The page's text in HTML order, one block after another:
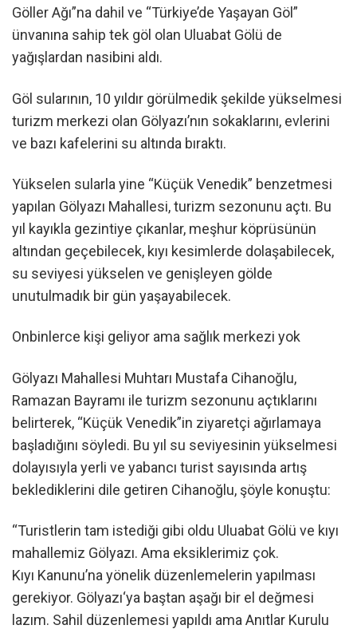
Göller Ağı”na dahil ve “Türkiye’de Yaşayan Göl”
ünvanına sahip tek göl olan Uluabat Gölü de
yağışlardan nasibini aldı.
Göl sularının, 10 yıldır görülmedik şekilde yükselmesi
turizm merkezi olan Gölyazı’nın sokaklarını, evlerini
ve bazı kafelerini su altında bıraktı.
Yükselen sularla yine “Küçük Venedik” benzetmesi
yapılan Gölyazı Mahallesi, turizm sezonunu açtı. Bu
yıl kayıkla gezintiye çıkanlar, meşhur köprüsünün
altından geçebilecek, kıyı kesimlerde dolaşabilecek,
su seviyesi yükselen ve genişleyen gölde
unutulmadık bir gün yaşayabilecek.
Onbinlerce kişi geliyor ama sağlık merkezi yok
Gölyazı Mahallesi Muhtarı Mustafa Cihanoğlu,
Ramazan Bayramı ile turizm sezonunu açtıklarını
belirterek, “Küçük Venedik”in ziyaretçi ağırlamaya
başladığını söyledi. Bu yıl su seviyesinin yükselmesi
dolayısıyla yerli ve yabancı turist sayısında artış
beklediklerini dile getiren Cihanoğlu, şöyle konuştu:
“Turistlerin tam istediği gibi oldu Uluabat Gölü ve kıyı
mahallemiz Gölyazı. Ama eksiklerimiz çok.
Kıyı Kanunu’na yönelik düzenlemelerin yapılması
gerekiyor. Gölyazı‘ya baştan aşağı bir el değmesi
lazım. Sahil düzenlemesi yapıldı ama Anıtlar Kurulu